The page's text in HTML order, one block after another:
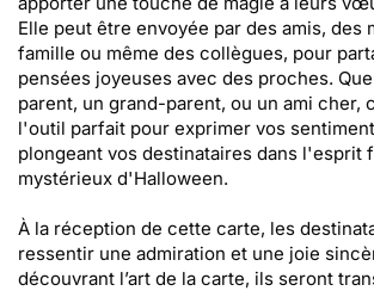
Elle peut être envoyée par des amis, des
famille ou même des collègues, pour
pensées joyeuses avec des proches.
parent, un grand-parent, ou un ami cher,
l'outil parfait pour exprimer vos
plongeant vos destinataires dans l'esprit
mystérieux d'Halloween.
À la réception de cette carte, les
ressentir une admiration et une joie
découvrant l’art de la carte, ils seront